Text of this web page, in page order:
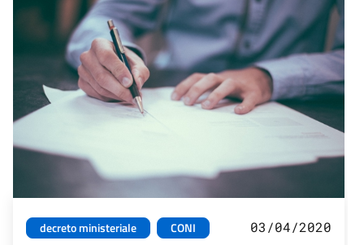
decreto ministeriale CONI 03/04/2020